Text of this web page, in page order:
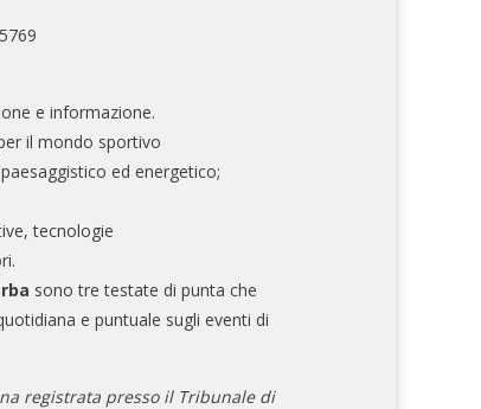
e informazione.
il mondo sportivo
ed energetico;
tecnologie
sono tre testate di punta che
e puntuale sugli eventi di
registrata presso il Tribunale di